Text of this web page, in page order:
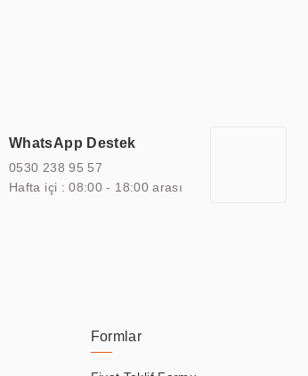
kalite belgelerine ve sertifikalara sahip olup,
ile iş ortaklarının öne çıkmasına ve
WhatsApp Destek
0530 238 95 57
Hafta içi : 08:00 - 18:00 arası
Formlar